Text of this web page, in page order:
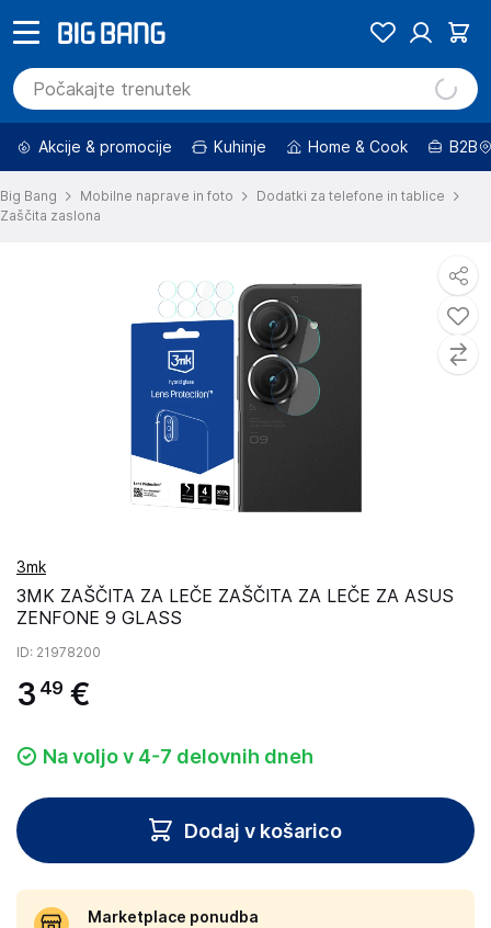
Akcije & promocije Kuhinje Home & Cook B2B
Big Bang Mobilne naprave in foto
Dodatki za telefone in tablice
Zaščita zaslona
3mk
3MK ZAŠČITA ZA LEČE ZAŠČITA ZA LEČE ZA ASUS
ZENFONE 9 GLASS
ID: 21978200
3 49 €
Na voljo v 4-7 delovnih dneh
Dodaj v košarico
Marketplace ponudba